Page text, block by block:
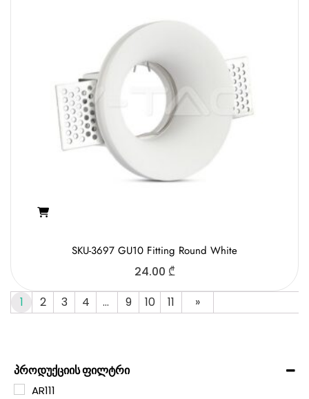
SKU-3697 GU10 Fitting Round White
24.00 ₾
1
2 3 4 … 9 10 11 »
პროდუქციის ფილტრი
AR111